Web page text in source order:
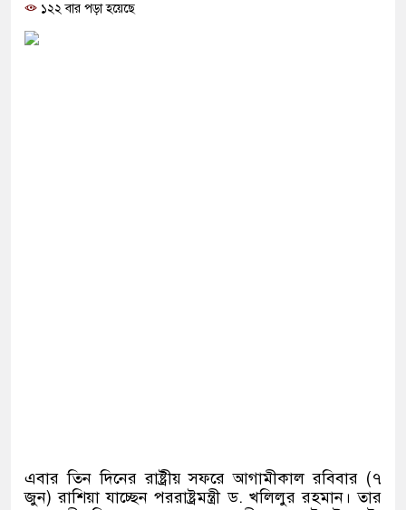
১২২ বার পড়া হয়েছে
এবার তিন দিনের রাষ্ট্রীয় সফরে আগামীকাল রবিবার (৭
জুন)রাশিয়া যাচ্ছেন পররাষ্ট্রমন্ত্রী ড. খলিলুর রহমান। তার